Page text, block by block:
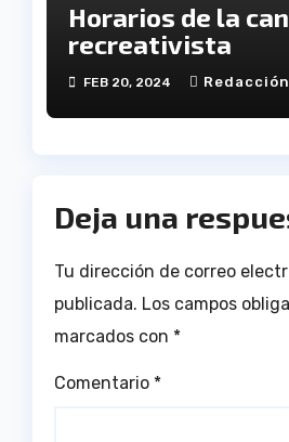
Horarios de la
recreativista
FEB 20, 2024 Redacción
Deja una
Tu dirección de correo
publicada. Los campos
marcados con *
Comentario *